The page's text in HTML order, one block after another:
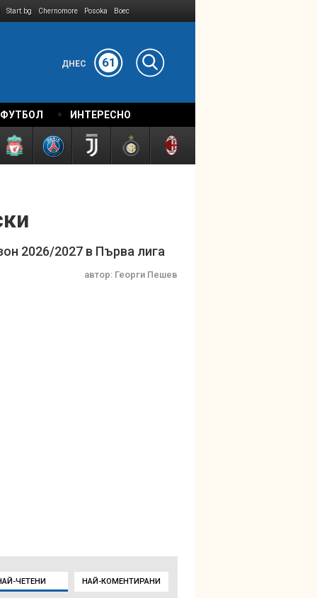
Start.bg Chernomore Posoka Boec
ДНЕС 61
ФУТБОЛ ИНТЕРЕСНО
2026/2027 в Първа лига
автор: Георги Пешев
ЧЕТЕНИ НАЙ-КОМЕНТИРАНИ